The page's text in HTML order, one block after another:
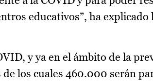
educativos”, ha
y ya en el ámbito de la
los cuales 460.000 serán